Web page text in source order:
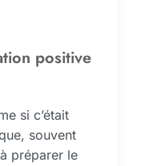
positive
si c’était
souvent
préparer le